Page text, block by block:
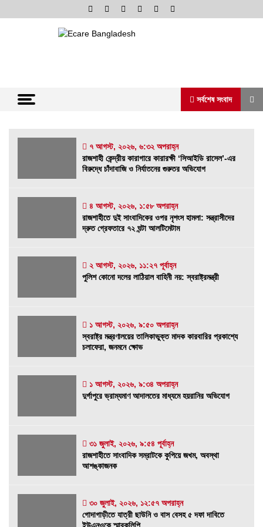
to
সর্বশেষ সংবাদ
রাজশাহী কেন্দ্রীয় কারাগারে কারারক্ষী ‘সিআইডি রাসেল’-
৭ আগস্ট, ২০২৬, ৬:৩২ অপরাহ্ন
রাজশাহীতে দুই সাংবাদিকের ওপর নৃশংস হামলা:
পুলিশ কোনো দলের লাঠিয়াল বাহিনী নয়: স্বরাষ্ট্রমন্ত্রী
স্বরাষ্ট্র মন্ত্রণালয়ের তালিকাভুক্ত মাদক কারবারির
প্রকাশ্যে চলাফেরা, জনমনে ক্ষোভ
দুর্গাপুরে ভ্রাম্যমাণ আদালতের মাধ্যমে হয়রানির
অভিযোগ
রাজশাহীতে সাংবাদিক সম্রাটকে কুপিয়ে জখম, অবস্থা
আশঙ্কাজনক
গোদাগাড়ীতে যাত্রী ছাউনি ও বাস বেসহ ৫ দফা দাবিতে
ইউএনওকে স্মারকলিপি
৭ আগস্ট, ২০২৬, ৬:৩২ অপরাহ্ন
রাজশাহী কেন্দ্রীয় কারাগারে কারারক্ষী ‘সিআইডি রাসেল’-এর
বিরুদ্ধে চাঁদাবাজি ও নির্যাতনের গুরুতর অভিযোগ
৪ আগস্ট, ২০২৬, ১:৫৮ অপরাহ্ন
রাজশাহীতে দুই সাংবাদিকের ওপর নৃশংস হামলা: সন্ত্রাসীদের
দ্রুত গ্রেফতারে ৭২ ঘন্টা আলটিমেটাম
২ আগস্ট, ২০২৬, ১১:২৭ পূর্বাহ্ন
পুলিশ কোনো দলের লাঠিয়াল বাহিনী নয়: স্বরাষ্ট্রমন্ত্রী
১ আগস্ট, ২০২৬, ৯:৫০ অপরাহ্ন
স্বরাষ্ট্র মন্ত্রণালয়ের তালিকাভুক্ত মাদক কারবারির প্রকাশ্যে
চলাফেরা, জনমনে ক্ষোভ
১ আগস্ট, ২০২৬, ৯:৩৪ অপরাহ্ন
দুর্গাপুরে ভ্রাম্যমাণ আদালতের মাধ্যমে হয়রানির অভিযোগ
৩১ জুলাই, ২০২৬, ৯:৫৪ পূর্বাহ্ন
রাজশাহীতে সাংবাদিক সম্রাটকে কুপিয়ে জখম, অবস্থা
আশঙ্কাজনক
৩০ জুলাই, ২০২৬, ১২:৫৭ অপরাহ্ন
গোদাগাড়ীতে যাত্রী ছাউনি ও বাস বেসহ ৫ দফা দাবিতে
ইউএনওকে স্মারকলিপি